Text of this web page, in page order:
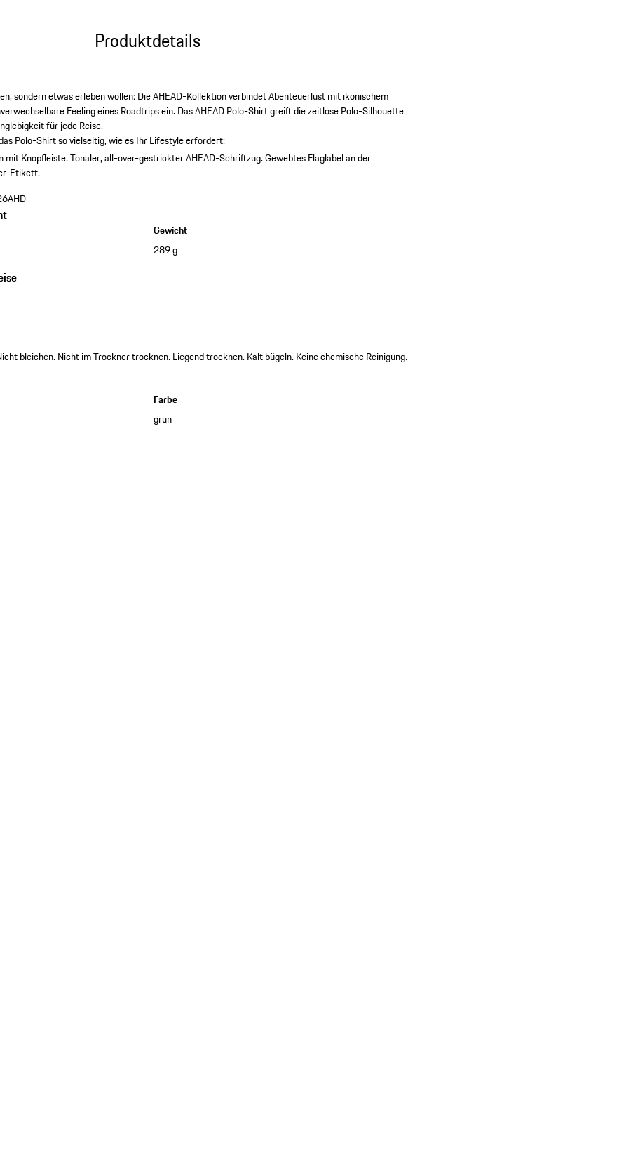
Produktdetails
sondern etwas erleben wollen: Die AHEAD-Kollektion verbindet Abenteuerlust mit ikonischem
Feeling eines Roadtrips ein. Das AHEAD Polo-Shirt greift die zeitlose Polo-Silhouette
für jede Reise.
Polo-Shirt so vielseitig, wie es Ihr Lifestyle erfordert:
mit Knopfleiste.Tonaler, all-over-gestrickter AHEAD-Schriftzug.Gewebtes Flaglabel an der
Etikett.
Gewicht
289 g
bleichen. Nicht im Trockner trocknen. Liegend trocknen. Kalt bügeln. Keine chemische Reinigung.
Farbe
grün